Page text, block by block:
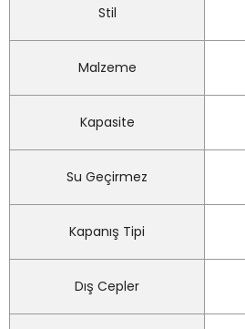
Stil
Malzeme
Kapasite
Su Geçirmez
Kapanış Tipi
Dış Cepler